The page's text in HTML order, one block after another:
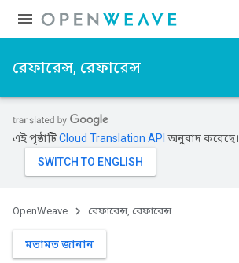
রেফারেন্স, রেফারেন্স
এই পৃষ্ঠাটিCloud Translation API অনুবাদ করেছে।
OpenWeave রেফারেন্স, রেফারেন্স
মতামত জানান